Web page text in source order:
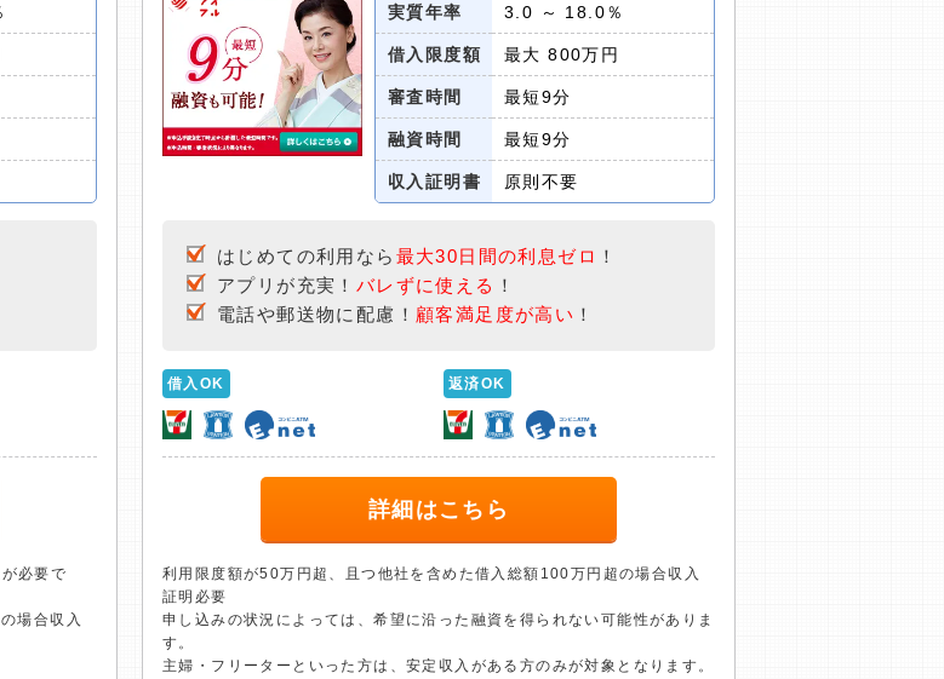
必要で
場合収入
実質年率 3.0 ～ 18.0％
借入限度額 最大 800万円
審査時間 最短9分
融資時間 最短9分
収入証明書 原則不要
はじめての利用なら 最大30日間の利息ゼロ ！
アプリが充実！ バレずに使える ！
電話や郵送物に配慮！ 顧客満足度が高い ！
借入OK 返済OK
詳細はこちら
利用限度額が50万円超、且つ他社を含めた借入総額100万円超の場合収入
証明必要
申し込みの状況によっては、希望に沿った融資を得られない可能性がありま
す。
主婦・フリーターといった方は、安定収入がある方のみが対象となります。